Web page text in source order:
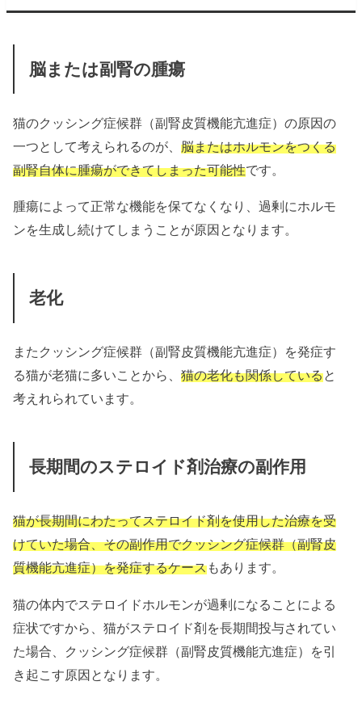
脳または副腎の腫瘍
猫のクッシング症候群（副腎皮質機能亢進症）の原因の
一つとして考えられるのが、脳またはホルモンをつくる
副腎自体に腫瘍ができてしまった可能性です。
腫瘍によって正常な機能を保てなくなり、過剰にホルモ
ンを生成し続けてしまうことが原因となります。
老化
またクッシング症候群（副腎皮質機能亢進症）を発症す
る猫が老猫に多いことから、猫の老化も関係していると
考えれられています。
長期間のステロイド剤治療の副作用
猫が長期間にわたってステロイド剤を使用した治療を受
けていた場合、その副作用でクッシング症候群（副腎皮
質機能亢進症）を発症するケースもあります。
猫の体内でステロイドホルモンが過剰になることによる
症状ですから、猫がステロイド剤を長期間投与されてい
た場合、クッシング症候群（副腎皮質機能亢進症）を引
き起こす原因となります。